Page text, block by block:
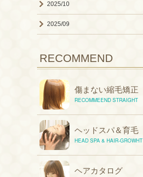
2025/10
2025/09
RECOMMEND
傷まない縮毛矯正
RECOMMEEND STRAIGHT
ヘッドスパ＆育毛
HEAD SPA & HAIR-GROWHT
ヘアカタログ